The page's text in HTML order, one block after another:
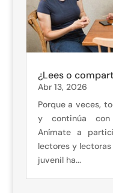
¿Lees o
Abr 13, 2026
Porque a veces,
y continúa con
Anímate a
lectores y
juvenil ha...